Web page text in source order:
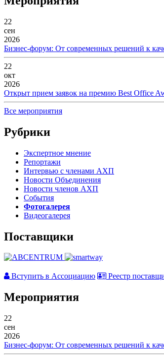
22
сен
2026
Бизнес-форум: От современных решений к
22
окт
2026
Открыт прием заявок на премию Best Office
Все мероприятия
Рубрики
Экспертное мнение
Репортажи
Интервью с членами АХП
Новости Объединения
Новости членов АХП
События
Фотогалерея
Видеогалерея
Поставщики
Вступить в Ассоциацию Реестр
Мероприятия
22
сен
2026
Бизнес-форум: От современных решений к